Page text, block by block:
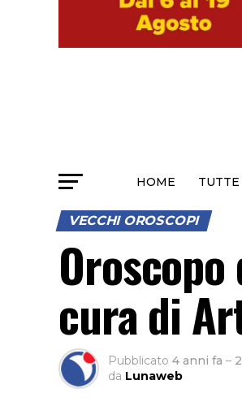
HOME
VECCHI OROSCOPI
cura di
Pubblicato 4 anni fa –
da Lunaweb